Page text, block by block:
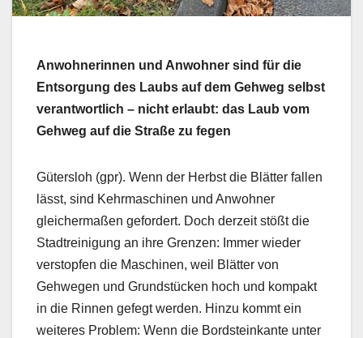
Anwohnerinnen und Anwohner sind für die
Entsorgung des Laubs auf dem Gehweg selbst
verantwortlich – nicht erlaubt: das Laub vom
Gehweg auf die Straße zu fegen
Gütersloh (gpr). Wenn der Herbst die Blätter fallen
lässt, sind Kehrmaschinen und Anwohner
gleichermaßen gefordert. Doch derzeit stößt die
Stadtreinigung an ihre Grenzen: Immer wieder
verstopfen die Maschinen, weil Blätter von
Gehwegen und Grundstücken hoch und kompakt
in die Rinnen gefegt werden. Hinzu kommt ein
weiteres Problem: Wenn die Bordsteinkante unter